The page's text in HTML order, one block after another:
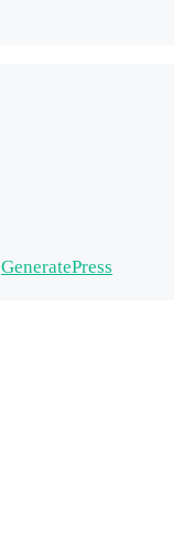
GeneratePress